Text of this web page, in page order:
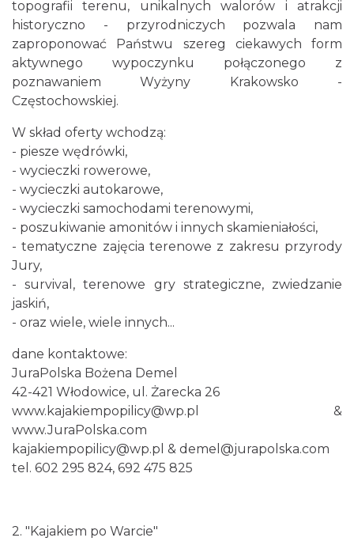
topografii terenu, unikalnych walorów i atrakcji
historyczno - przyrodniczych pozwala nam
zaproponować Państwu szereg ciekawych form
aktywnego wypoczynku połączonego z
poznawaniem Wyżyny Krakowsko -
Częstochowskiej.
W skład oferty wchodzą:
- piesze wędrówki,
- wycieczki rowerowe,
- wycieczki autokarowe,
- wycieczki samochodami terenowymi,
- poszukiwanie amonitów i innych skamieniałości,
- tematyczne zajęcia terenowe z zakresu przyrody
Jury,
- survival, terenowe gry strategiczne, zwiedzanie
jaskiń,
- oraz wiele, wiele innych...
dane kontaktowe:
JuraPolska Bożena Demel
42-421 Włodowice, ul. Żarecka 26
www.kajakiempopilicy@wp.pl &
www.JuraPolska.com
kajakiempopilicy@wp.pl & demel@jurapolska.com
tel. 602 295 824, 692 475 825
2. "Kajakiem po Warcie"